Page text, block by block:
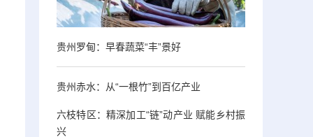
贵州罗甸：早春蔬菜“丰”景好
贵州赤水：从“一根竹”到百亿产业
六枝特区：精深加工“链”动产业 赋能乡村振
兴